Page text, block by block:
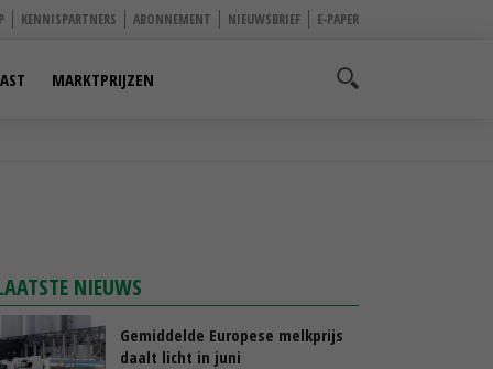
KENNISPARTNERS ABONNEMENT NIEUWSBRIEF E-PAPER
MARKTPRIJZEN
NIEUWS
Gemiddelde Europese melkprijs
daalt licht in juni